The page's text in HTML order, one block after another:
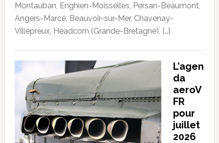
Montauban, Enghien-Moisselles, Persan-Beaumont,
Angers-Marcé, Beauvoir-sur-Mer, Chavenay-
Villepreux, Headcorn (Grande-Bretagne), […]
L’agen
da
aeroV
FR
pour
juillet
2026